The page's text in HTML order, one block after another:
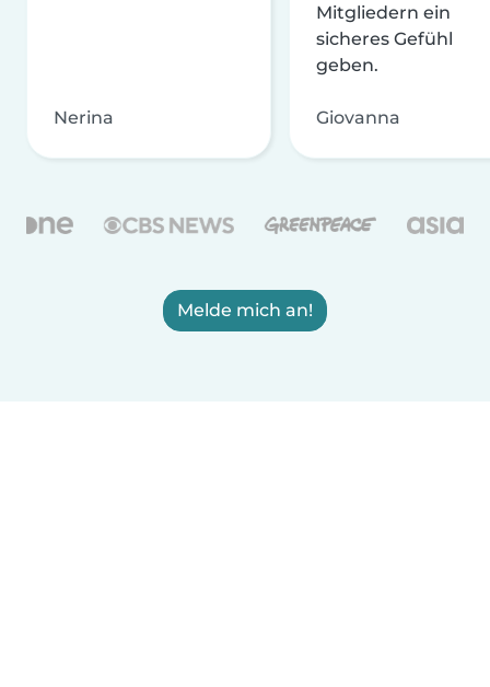
Nerina
Mitgliedern ein
sicheres Gefühl
geben.
Giovanna
Melde mich an!